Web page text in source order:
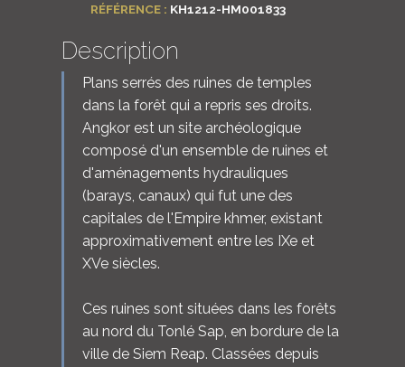
RÉFÉRENCE : KH1212-HM001833
Description
Plans serrés des ruines de temples
dans la forêt qui a repris ses droits.
Angkor est un site archéologique
composé d'un ensemble de ruines et
d'aménagements hydrauliques
(barays, canaux) qui fut une des
capitales de l'Empire khmer, existant
approximativement entre les IXe et
XVe siècles.
Ces ruines sont situées dans les forêts
au nord du Tonlé Sap, en bordure de la
ville de Siem Reap. Classées depuis